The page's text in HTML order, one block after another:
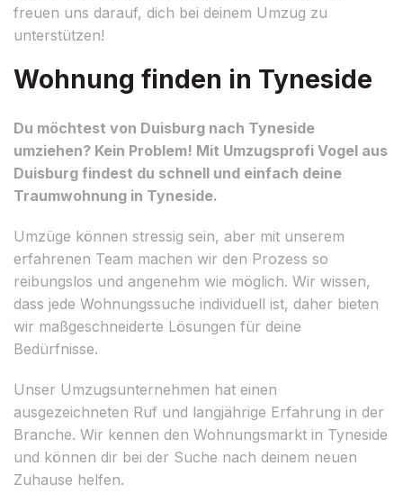
freuen uns darauf, dich bei deinem Umzug zu
unterstützen!
Wohnung finden in Tyneside
Du möchtest von Duisburg nach Tyneside
umziehen? Kein Problem! Mit Umzugsprofi Vogel aus
Duisburg findest du schnell und einfach deine
Traumwohnung in Tyneside.
Umzüge können stressig sein, aber mit unserem
erfahrenen Team machen wir den Prozess so
reibungslos und angenehm wie möglich. Wir wissen,
dass jede Wohnungssuche individuell ist, daher bieten
wir maßgeschneiderte Lösungen für deine
Bedürfnisse.
Unser Umzugsunternehmen hat einen
ausgezeichneten Ruf und langjährige Erfahrung in der
Branche. Wir kennen den Wohnungsmarkt in Tyneside
und können dir bei der Suche nach deinem neuen
Zuhause helfen.